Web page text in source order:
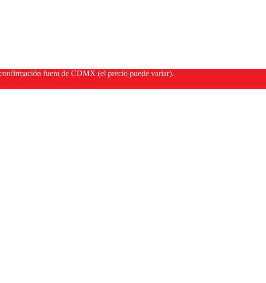
fuera de CDMX (el precio puede variar).